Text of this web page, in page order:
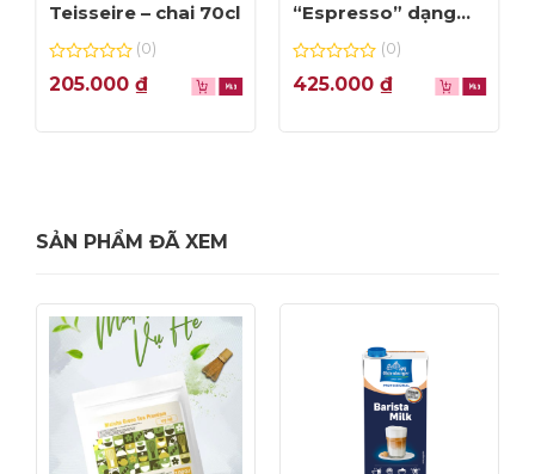
Teisseire – chai 70cl
0
out
5
(0)
205.000 ₫
“Espresso” dạng
bột – hộp 250gr
0
out
5
(0)
425.000 ₫
SẢN PHẨM ĐÃ XEM